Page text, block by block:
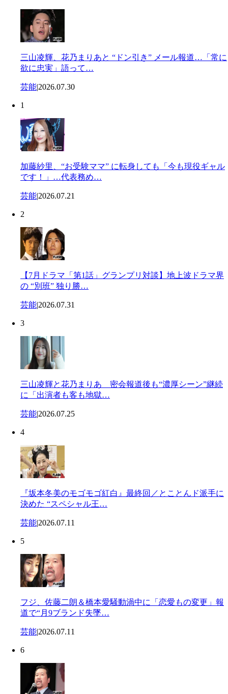
三山凌輝、花乃まりあと “ドン引き” メール報道…「常に
欲に忠実」語って…
芸能|2026.07.30
1
加藤紗里、“お受験ママ” に転身しても「今も現役ギャル
です！」…代表務め…
芸能|2026.07.21
2
【7月ドラマ「第1話」グランプリ対談】地上波ドラマ界
の “別班” 独り勝…
芸能|2026.07.31
3
三山凌輝と花乃まりあ 密会報道後も“濃厚シーン”継続
に「出演者も客も地獄…
芸能|2026.07.25
4
『坂本冬美のモゴモゴ紅白』最終回／とことんド派手に
決めた “スペシャル王…
芸能|2026.07.11
5
フジ、佐藤二朗＆橋本愛騒動渦中に「恋愛もの変更」報
道で“月9ブランド失墜…
芸能|2026.07.11
6